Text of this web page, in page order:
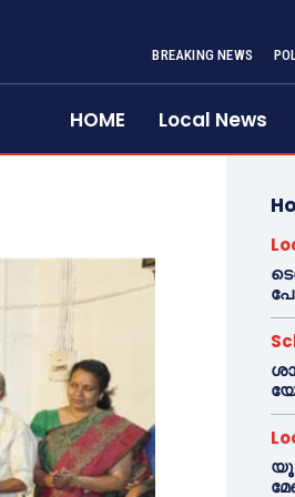
BREAKING NEWS
HOME Local News